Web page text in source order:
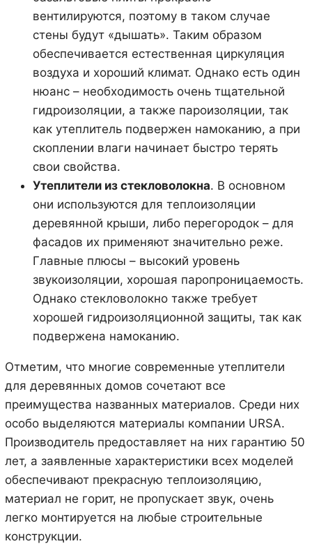
вентилируются, поэтому в таком случае
стены будут «дышать». Таким образом
обеспечивается естественная циркуляция
воздуха и хороший климат. Однако есть один
нюанс – необходимость очень тщательной
гидроизоляции, а также пароизоляции, так
как утеплитель подвержен намоканию, а при
скоплении влаги начинает быстро терять
свои свойства.
Утеплители из стекловолокна. В основном
они используются для теплоизоляции
деревянной крыши, либо перегородок – для
фасадов их применяют значительно реже.
Главные плюсы – высокий уровень
звукоизоляции, хорошая паропроницаемость.
Однако стекловолокно также требует
хорошей гидроизоляционной защиты, так как
подвержена намоканию.
Отметим, что многие современные утеплители
для деревянных домов сочетают все
преимущества названных материалов. Среди них
особо выделяются материалы компании URSA.
Производитель предоставляет на них гарантию 50
лет, а заявленные характеристики всех моделей
обеспечивают прекрасную теплоизоляцию,
материал не горит, не пропускает звук, очень
легко монтируется на любые строительные
конструкции.